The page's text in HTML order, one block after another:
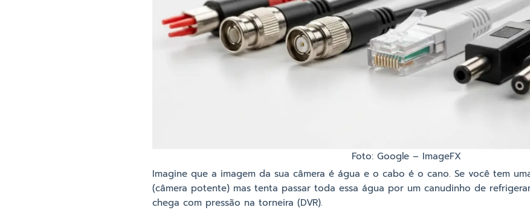
Foto: Google – ImageFX
Imagine que a imagem da sua câmera é água e o cabo é o cano. Se você tem
(câmera potente) mas tenta passar toda essa água por um canudinho de
chega com pressão na torneira (DVR).